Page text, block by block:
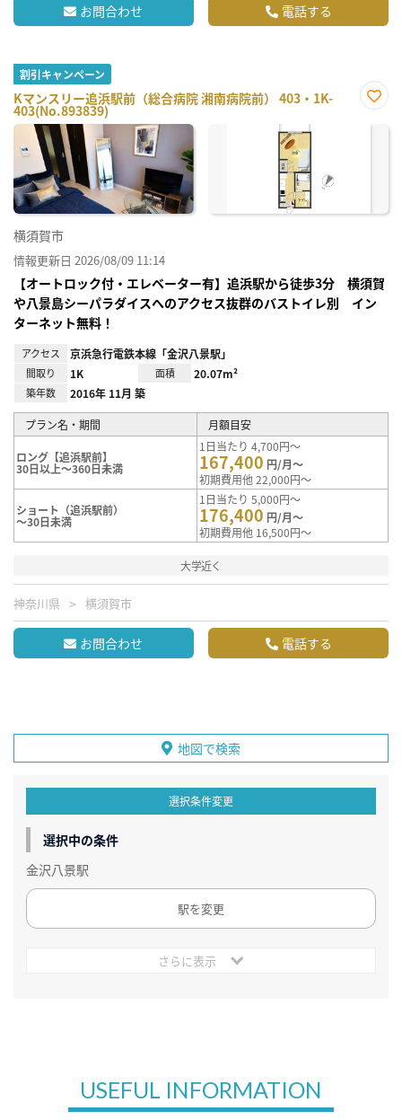
お問合わせ 電話する
割引キャンペーン
Kマンスリー追浜駅前（総合病院 湘南病院前） 403・1K-
403(No.893839)
に入
横須賀市
情報更新日 2026/08/09 11:14
【オートロック付・エレベーター有】追浜駅から徒歩3分 横須賀
や八景島シーパラダイスへのアクセス抜群のバストイレ別 イン
ターネット無料！
アクセス 京浜急行電鉄本線「金沢八景駅」
間取り 1K 面積 20.07m²
築年数 2016年 11月 築
プラン名・期間 月額目安
ロング【追浜駅前】
30日以上～360日未満
1日当たり 4,700円～
167,400 円/月～
初期費用他 22,000円～
ショート（追浜駅前）
～30日未満
1日当たり 5,000円～
176,400 円/月～
初期費用他 16,500円～
大学近く
神奈川県 横須賀市
お問合わせ 電話する
地図で検索
選択条件変更
選択中の条件
金沢八景駅
駅を変更
さらに表示
USEFUL INFORMATION